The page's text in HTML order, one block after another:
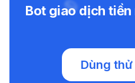
Bot giao dịch tiền
Dùng